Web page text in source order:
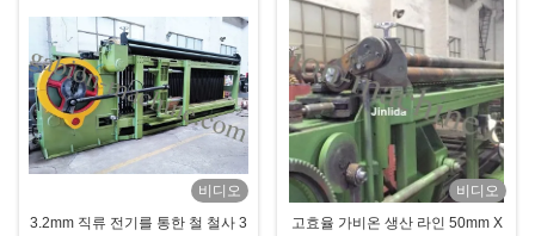
비디오
3.2mm 직류 전기를 통한 철 철사 3
비디오
고효율 가비온 생산 라인 50mm X